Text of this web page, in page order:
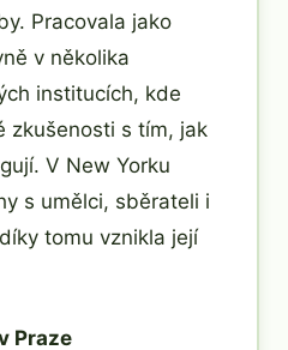
Pracovala jako
v několika
institucích, kde
zkušenosti s tím, jak
V New Yorku
s umělci, sběrateli i
tomu vznikla její
Praze